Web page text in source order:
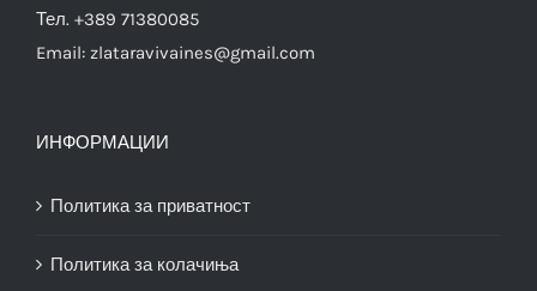
Тел. +389 71380085
Email: zlataravivaines@gmail.com
ИНФОРМАЦИИ
Политика за приватност
Политика за колачиња